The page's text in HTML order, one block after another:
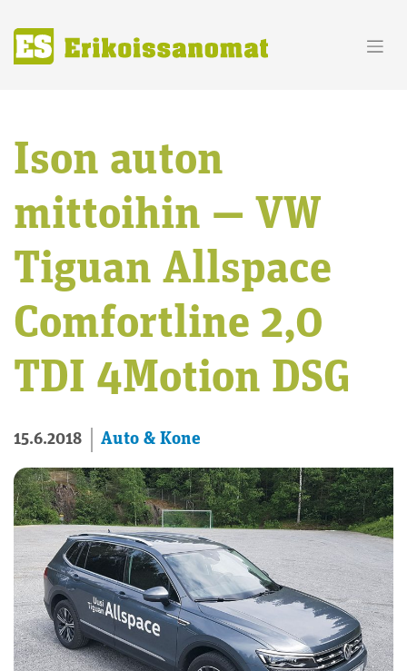
content
Ison auton
mittoihin — VW
Tiguan Allspace
Comfortline 2,0
TDI 4Motion DSG
15.6.2018 Auto & Kone